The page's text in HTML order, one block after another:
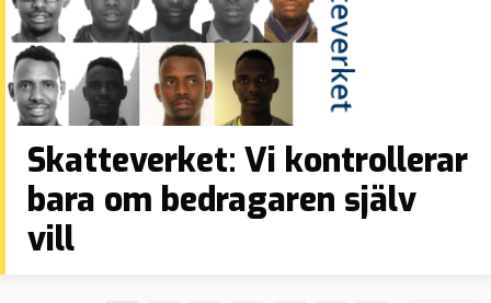
Skatteverket: Vi kontrollerar
bara om bedragaren själv
vill